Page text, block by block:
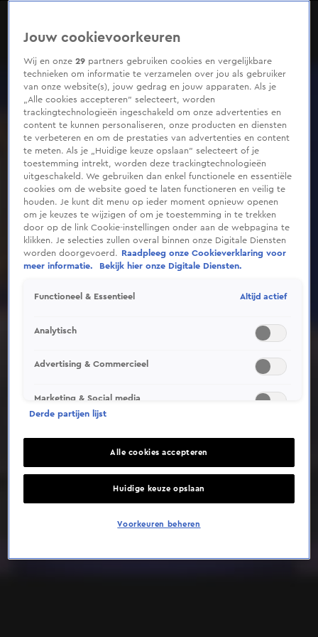
Deze video is niet beschikbaar op je huidige locatie
Jouw cookievoorkeuren
Wij en onze29 partners gebruiken cookies en vergelijkbare
technieken om informatie te verzamelen over jou als gebruiker
van onze website(s), jouw gedrag en jouw apparaten. Als je
„Alle cookies accepteren” selecteert, worden
trackingtechnologieën ingeschakeld om onze advertenties en
content te kunnen personaliseren, onze producten en diensten
te verbeteren en om de prestaties van advertenties en content
te meten. Als je „Huidige keuze opslaan” selecteert of je
toestemming intrekt, worden deze trackingtechnologieën
uitgeschakeld. We gebruiken dan enkel functionele en essentiële
cookies om de website goed te laten functioneren en veilig te
houden. Je kunt dit menu op ieder moment opnieuw openen
om je keuzes te wijzigen of om je toestemming in te trekken
door op de link Cookie-instellingen onder aan de webpagina te
klikken. Je selecties zullen overal binnen onze Digitale Diensten
worden doorgevoerd.
Raadpleeg onze Cookieverklaring voor
meer informatie.
Bekijk hier onze Digitale Diensten.
Functioneel & Essentieel Altijd actief
Analytisch
Advertising & Commercieel
Marketing & Social media
Derde partijen lijst
Alle cookies accepteren
Huidige keuze opslaan
Voorkeuren beheren